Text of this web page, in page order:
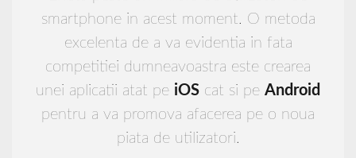
smartphone in acest moment. O metoda
excelenta de a va evidentia in fata
competitiei dumneavoastra este crearea
unei aplicatii atat pe iOS cat si pe Android
pentru a va promova afacerea pe o noua
piata de utilizatori.